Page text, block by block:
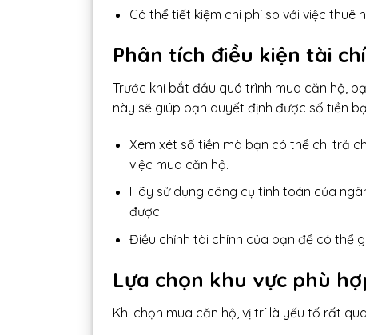
Có thể tiết kiệm chi phí so với việc
Phân tích điều kiện tài
Trước khi bắt đầu quá trình mua căn hộ,
này sẽ giúp bạn quyết định được số tiền
Xem xét số tiền mà bạn có thể chi trả
việc mua căn hộ.
Hãy sử dụng công cụ tính toán của
được.
Điều chỉnh tài chính của bạn để có thể
Lựa chọn khu vực phù
Khi chọn mua căn hộ, vị trí là yếu tố rất